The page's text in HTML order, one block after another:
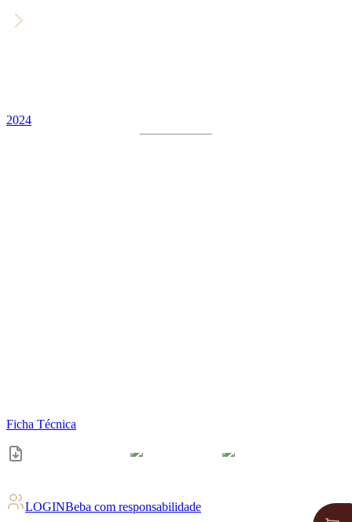
2024
Ficha Técnica
LOGINBeba com responsabilidade